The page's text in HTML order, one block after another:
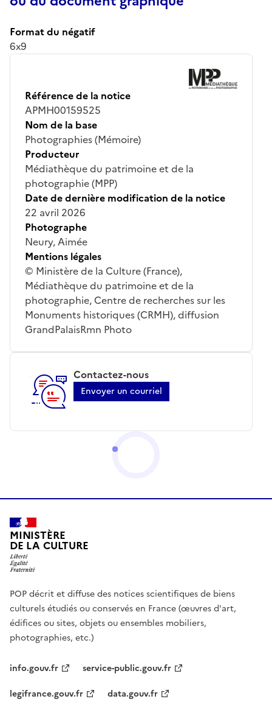
Format du négatif
6x9
Référence de la notice
APMH00159525
Nom de la base
Photographies (Mémoire)
Producteur
Médiathèque du patrimoine et de la
photographie (MPP)
Date de dernière modification de la notice
22 avril 2026
Photographe
Neury, Aimée
Mentions légales
© Ministère de la Culture (France),
Médiathèque du patrimoine et de la
photographie, Centre de recherches sur les
Monuments historiques (CRMH), diffusion
GrandPalaisRmn Photo
Contactez-nous
Envoyer un courriel
MINISTÈRE
DE LA CULTURE
POP décrit et diffuse des notices scientifiques de biens
culturels étudiés ou conservés en France (œuvres d'art,
édifices ou sites, objets ou ensembles mobiliers,
photographies, etc.)
info.gouv.fr
service-public.gouv.fr
legifrance.gouv.fr
data.gouv.fr